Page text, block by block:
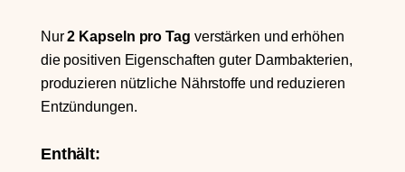
Nur2 Kapseln pro Tag verstärken und erhöhen
die positiven Eigenschaften guter Darmbakterien,
produzieren nützliche Nährstoffe und reduzieren
Entzündungen.
Enthält: